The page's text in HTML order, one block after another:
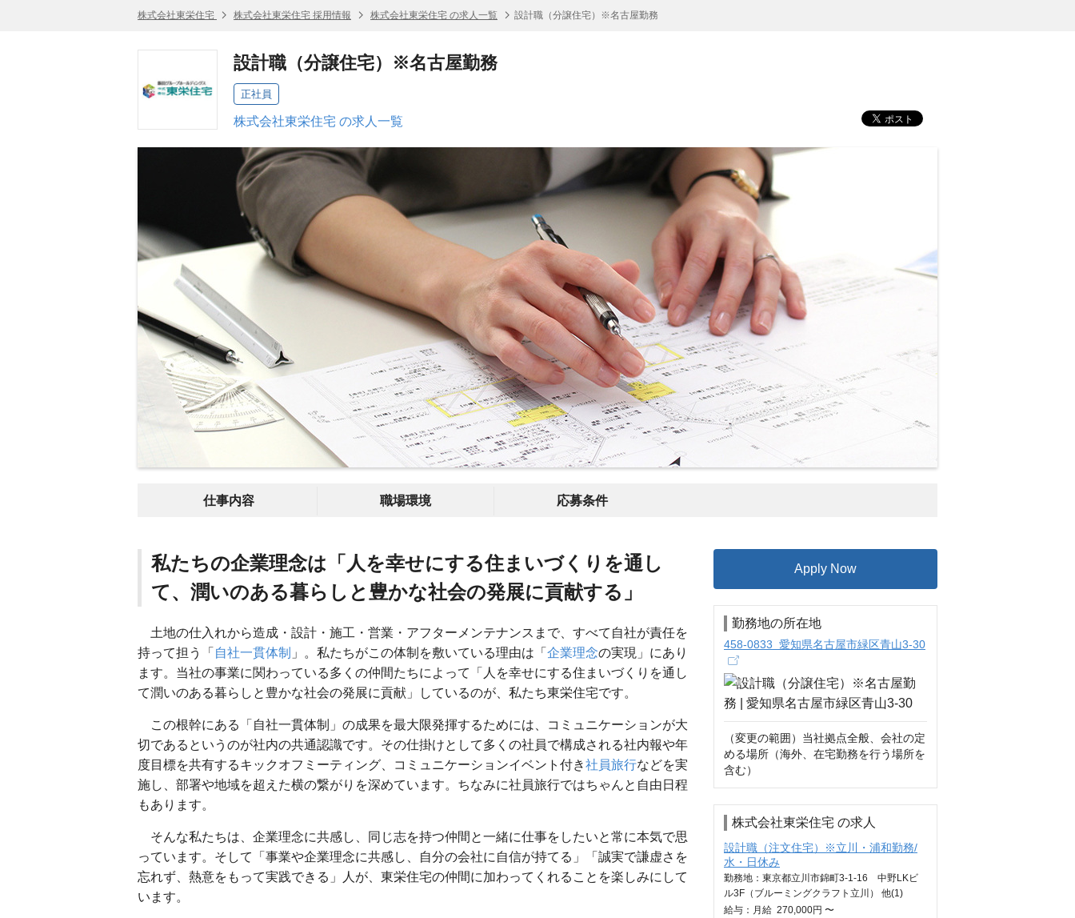
株式会社東栄住宅 株式会社東栄住宅 採用情報 株式会社東栄住宅 の求人一覧 設計職（分譲住宅）※名古屋勤務
設計職（分譲住宅）※名古屋勤務
正社員
株式会社東栄住宅 の求人一覧
仕事内容 職場環境 応募条件
私たちの企業理念は「人を幸せにする住まいづくりを通し
て、潤いのある暮らしと豊かな社会の発展に貢献する」
土地の仕入れから造成・設計・施工・営業・アフターメンテナンスまで、すべて自社が責任を
持って担う「 自社一貫体制 」。私たちがこの体制を敷いている理由は「 企業理念の実現」にあり
ます。当社の事業に関わっている多くの仲間たちによって「人を幸せにする住まいづくりを通し
て潤いのある暮らしと豊かな社会の発展に貢献」しているのが、私たち東栄住宅です。
この根幹にある「自社一貫体制」の成果を最大限発揮するためには、コミュニケーションが大
切であるというのが社内の共通認識です。その仕掛けとして多くの社員で構成される社内報や年
度目標を共有するキックオフミーティング、コミュニケーションイベント付き社員旅行などを実
施し、部署や地域を超えた横の繋がりを深めています。ちなみに社員旅行ではちゃんと自由日程
もあります。
そんな私たちは、企業理念に共感し、同じ志を持つ仲間と一緒に仕事をしたいと常に本気で思
っています。そして「事業や企業理念に共感し、自分の会社に自信が持てる」「誠実で謙虚さを
忘れず、熱意をもって実践できる」人が、東栄住宅の仲間に加わってくれることを楽しみにして
います。
Apply Now
勤務地の所在地
458-0833 愛知県名古屋市緑区青山3-30
（変更の範囲）当社拠点全般、会社の定
める場所（海外、在宅勤務を行う場所を
含む）
株式会社東栄住宅 の求人
設計職（注文住宅）※立川・浦和勤務/
水・日休み
勤務地：東京都立川市錦町3-1-16 中野LKビ
ル3F（ブルーミングクラフト立川） 他(1)
給与： 月給 270,000円 〜